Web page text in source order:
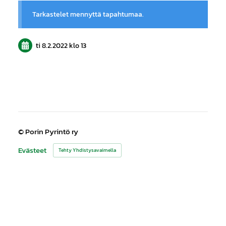
Tarkastelet mennyttä tapahtumaa.
ti 8.2.2022klo 13
©Porin Pyrintö ry
Evästeet
Tehty Yhdistysavaimella